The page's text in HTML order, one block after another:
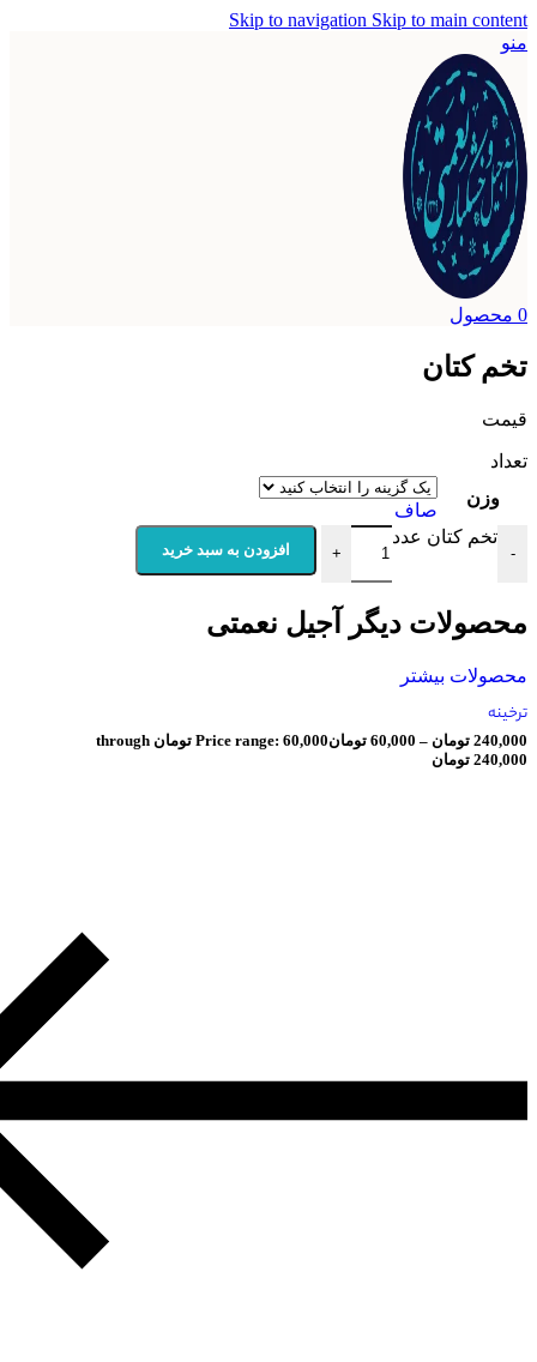
Skip to navigationSkip to
صاف
عدد
افزودن به سبد خرید
دیگر آجیل نعمتی
–
60,000 تومان Price range: 60,000 تومان through